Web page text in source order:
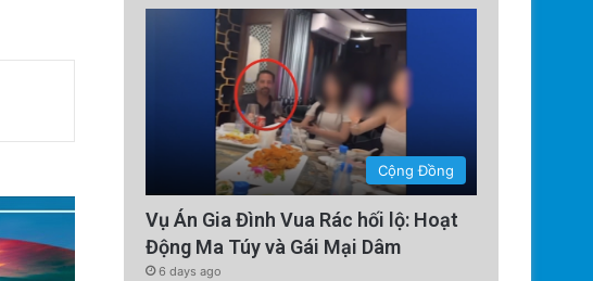
Cộng Đồng
Vụ Án Gia Đình Vua Rác hối lộ: Hoạt
Động Ma Túy và Gái Mại Dâm
6 days ago